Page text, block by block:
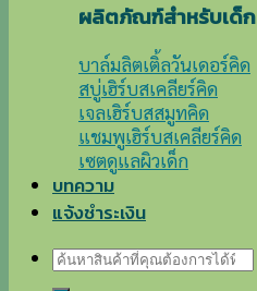
ผลิตภัณฑ์สำหรับเด็ก
บาล์มลิตเติ้ลวันเดอร์คิด
สบู่เฮิร์บสเคลียร์คิด
เจลเฮิร์บสสมูทคิด
แชมพูเฮิร์บสเคลียร์คิด
เซตดูแลผิวเด็ก
บทความ
แจ้งชำระเงิน
ค้นหา: